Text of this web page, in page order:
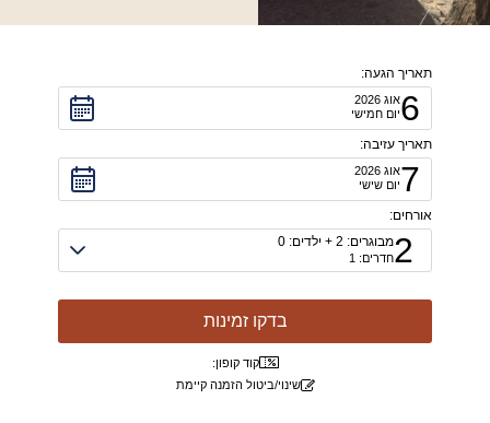
תאריך הגעה:
6אוג 2026
יום חמישי
תאריך עזיבה:
7אוג 2026
יום שישי
אורחים:
אורחים
2מבוגרים: 2+ ילדים: 0
חדרים: 1
קוד קופון:
שינוי/ביטול הזמנה קיימת
בדקו זמינות